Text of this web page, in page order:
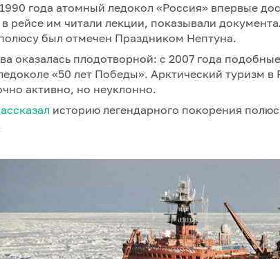
1990 года атомный ледокол «Россия» впервые
в рейсе им читали лекции, показывали
был отмечен Праздником Нептуна.
оказалась плодотворной: с 2007 года
«50 лет Победы». Арктический туризм в
активно, но неуклонно.
историю легендарного покорения